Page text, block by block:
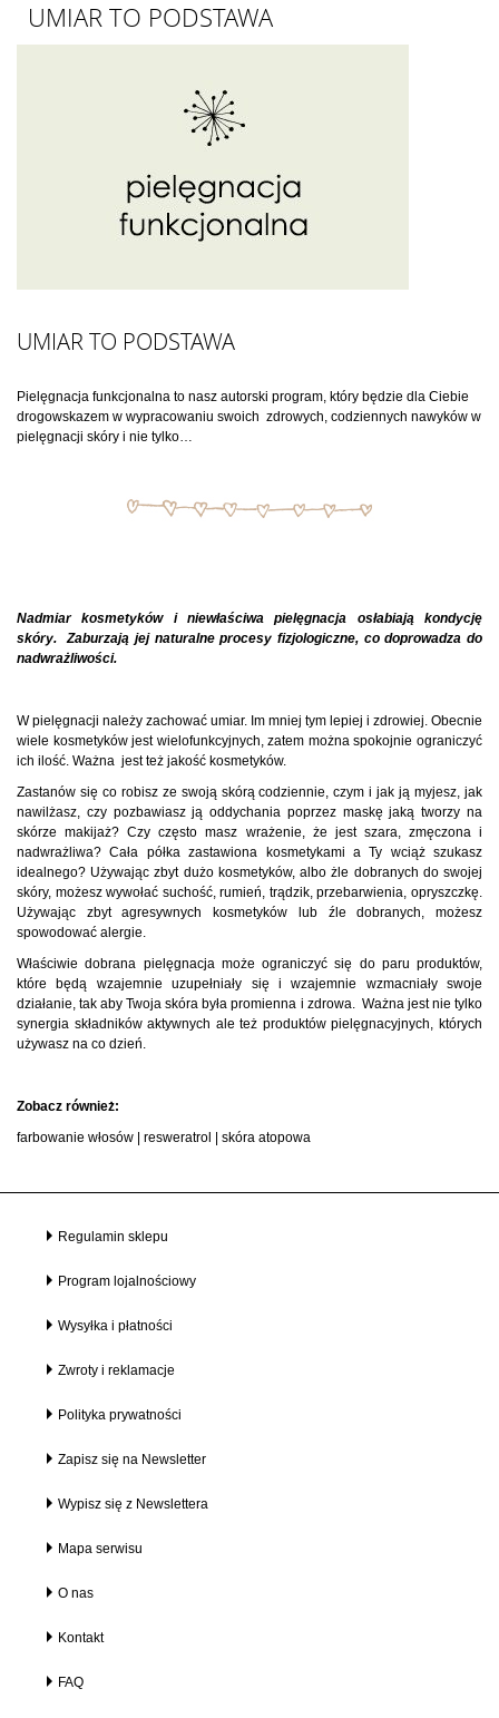
UMIAR TO PODSTAWA
UMIAR TO PODSTAWA
Pielęgnacja funkcjonalna to nasz autorski program, który będzie dla Ciebie
drogowskazem w wypracowaniu swoich zdrowych, codziennych nawyków w
pielęgnacji skóry i nie tylko…
Nadmiar kosmetyków i niewłaściwa pielęgnacja osłabiają kondycję
skóry. Zaburzają jej naturalne procesy fizjologiczne, co doprowadza do
nadwrażliwości.
W pielęgnacji należy zachować umiar. Im mniej tym lepiej i zdrowiej. Obecnie
wiele kosmetyków jest wielofunkcyjnych, zatem można spokojnie ograniczyć
ich ilość. Ważna jest też jakość kosmetyków.
Zastanów się co robisz ze swoją skórą codziennie, czym i jak ją myjesz, jak
nawilżasz, czy pozbawiasz ją oddychania poprzez maskę jaką tworzy na
skórze makijaż? Czy często masz wrażenie, że jest szara, zmęczona i
nadwrażliwa? Cała półka zastawiona kosmetykami a Ty wciąż szukasz
idealnego? Używając zbyt dużo kosmetyków, albo żle dobranych do swojej
skóry, możesz wywołać suchość, rumień, trądzik, przebarwienia, opryszczkę.
Używając zbyt agresywnych kosmetyków lub źle dobranych, możesz
spowodować alergie.
Właściwie dobrana pielęgnacja może ograniczyć się do paru produktów,
które będą wzajemnie uzupełniały się i wzajemnie wzmacniały swoje
działanie, tak aby Twoja skóra była promienna i zdrowa. Ważna jest nie tylko
synergia składników aktywnych ale też produktów pielęgnacyjnych, których
używasz na co dzień.
Zobacz również:
farbowanie włosów
resweratrol skóra atopowa
Regulamin sklepu
Program lojalnościowy
Wysyłka i płatności
Zwroty i reklamacje
Polityka prywatności
Zapisz się na Newsletter
Wypisz się z Newslettera
Mapa serwisu
O nas
Kontakt
FAQ